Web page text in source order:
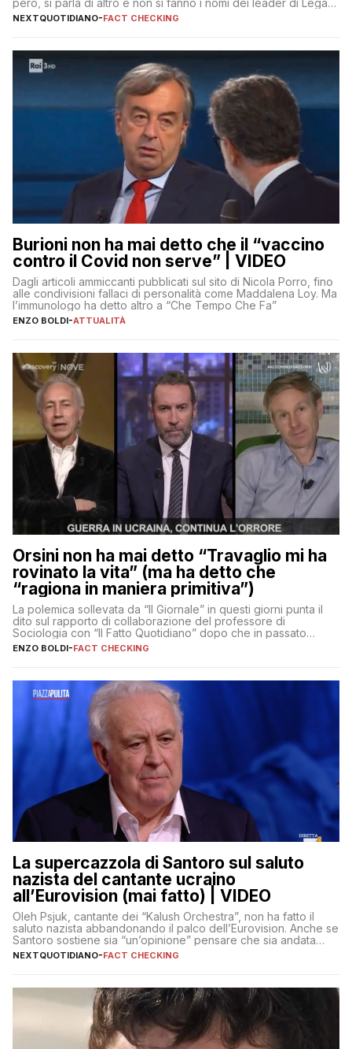
però, si parla di altro e non si fanno i nomi dei leader di Lega e
Fratelli d’Italia
NEXTQUOTIDIANO-FACT CHECKING
Burioni non ha mai detto che il “vaccino
contro il Covid non serve” | VIDEO
Dagli articoli ammiccanti pubblicati sul sito di Nicola Porro, fino
alle condivisioni fallaci di personalità come Maddalena Loy. Ma
l’immunologo ha detto altro a “Che Tempo Che Fa”
ENZO BOLDI-ATTUALITÀ
Orsini non ha mai detto “Travaglio mi ha
rovinato la vita” (ma ha detto che
“ragiona in maniera primitiva”)
La polemica sollevata da “Il Giornale” in questi giorni punta il
dito sul rapporto di collaborazione del professore di
Sociologia con “Il Fatto Quotidiano” dopo che in passato
erano volati stracci
ENZO BOLDI-FACT CHECKING
La supercazzola di Santoro sul saluto
nazista del cantante ucraino
all’Eurovision (mai fatto) | VIDEO
Oleh Psjuk, cantante dei “Kalush Orchestra”, non ha fatto il
saluto nazista abbandonando il palco dell’Eurovision. Anche se
Santoro sostiene sia “un’opinione” pensare che sia andata
così
NEXTQUOTIDIANO-FACT CHECKING